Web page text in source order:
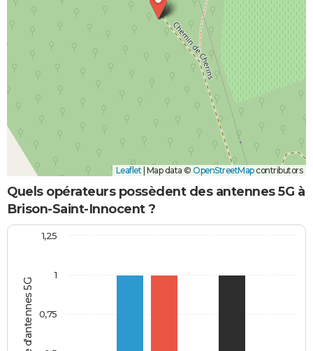
Leaflet Map data © OpenStreetMapcontributors
Quels opérateurs possèdent des antennes 5G à
Brison-Saint-Innocent ?
0,75
1
1,25